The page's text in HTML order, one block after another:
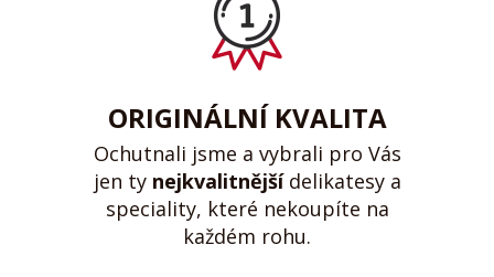
ORIGINÁLNÍ KVALITA
Ochutnali jsme a vybrali pro Vás
jen ty nejkvalitnějšídelikatesy a
speciality, které nekoupíte na
každém rohu.